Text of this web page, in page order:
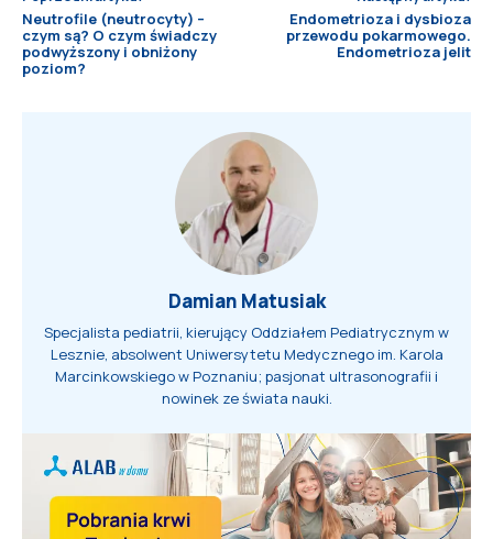
Neutrofile (neutrocyty) –
czym są? O czym świadczy
podwyższony i obniżony
poziom?
Endometrioza i dysbioza
przewodu pokarmowego.
Endometrioza jelit
Damian Matusiak
Specjalista pediatrii, kierujący Oddziałem Pediatrycznym w
Lesznie, absolwent Uniwersytetu Medycznego im. Karola
Marcinkowskiego w Poznaniu; pasjonat ultrasonografii i
nowinek ze świata nauki.